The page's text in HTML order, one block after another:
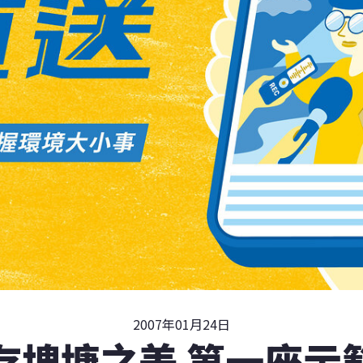
2007年01月24日